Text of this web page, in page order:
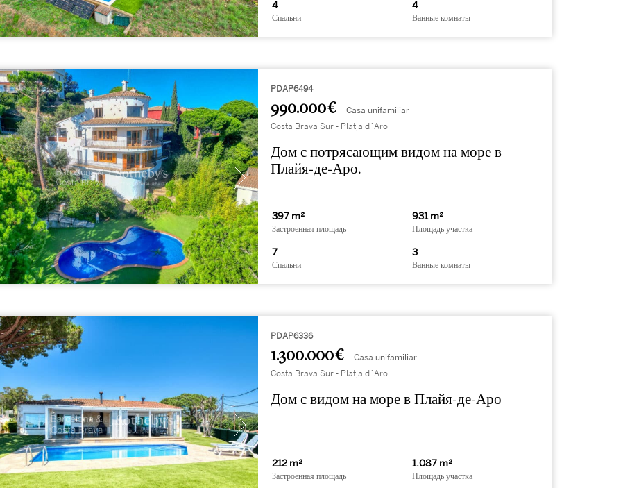
4
Спальни
4
Ванные комнаты
PDAP6494
990.000 € Casa unifamiliar
Costa Brava Sur - Platja d´Aro
Дом с потрясающим видом на море в
Плайя-де-Аро.
397 m²
Застроенная площадь
931 m²
Площадь участка
7
Спальни
3
Ванные комнаты
PDAP6336
1.300.000 € Casa unifamiliar
Costa Brava Sur - Platja d´Aro
Дом с видом на море в Плайя-де-Аро
212 m²
Застроенная площадь
1.087 m²
Площадь участка